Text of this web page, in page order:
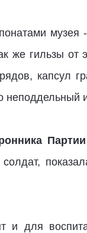
музея
же гильзы
капсул
неподдельный
для